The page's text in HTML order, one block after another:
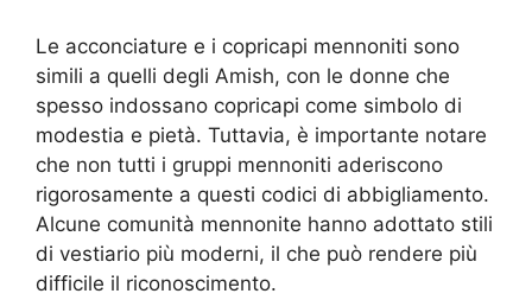
Le acconciature e i copricapi mennoniti sono
simili a quelli degli Amish, con le donne che
spesso indossano copricapi come simbolo di
modestia e pietà. Tuttavia, è importante notare
che non tutti i gruppi mennoniti aderiscono
rigorosamente a questi codici di abbigliamento.
Alcune comunità mennonite hanno adottato stili
di vestiario più moderni, il che può rendere più
difficile il riconoscimento.